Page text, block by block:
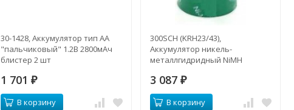
30-1428, Аккумулятор тип AA
"пальчиковый" 1.2В 2800мАч
блистер 2 шт
1 701₽
В корзину
300SCH (KRH23/43),
Аккумулятор никель-
металлгидридный NiMH
3 087 ₽
В корзину